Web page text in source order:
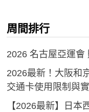
周間排行
2026 名古屋亞運會
2026最新！大阪和
交通卡使用限制與
【2026最新】日本